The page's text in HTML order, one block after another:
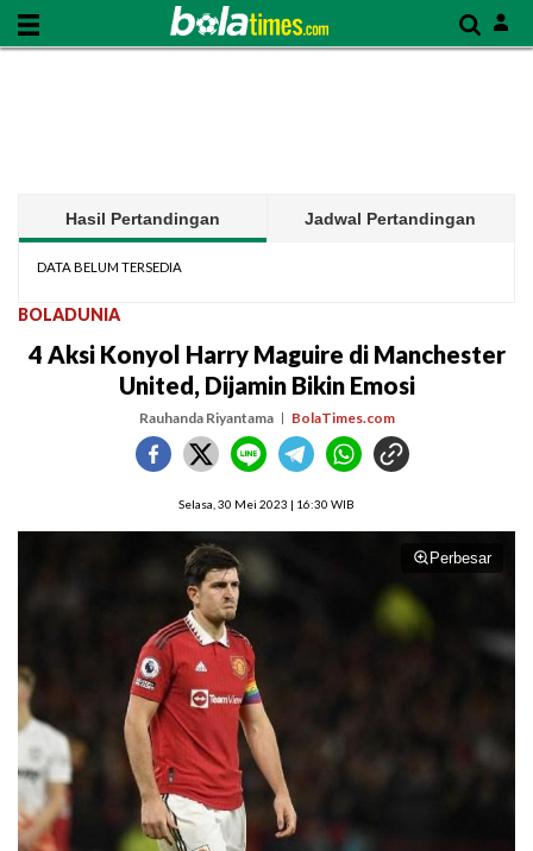
Hasil Pertandingan Jadwal Pertandingan
DATA BELUM TERSEDIA
BOLADUNIA
4 Aksi Konyol Harry Maguire di Manchester
United, Dijamin Bikin Emosi
Rauhanda Riyantama BolaTimes.com
Selasa, 30 Mei 2023 | 16:30 WIB
Perbesar